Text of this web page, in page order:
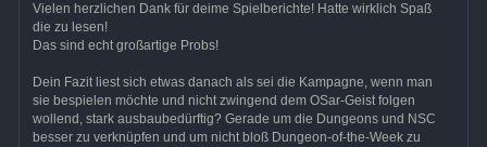
Vielen herzlichen Dank für deime Spielberichte! Hatte wirklich Spaß
die zu lesen!
Das sind echt großartige Probs!
Dein Fazit liest sich etwas danach als sei die Kampagne, wenn man
sie bespielen möchte und nicht zwingend dem OSar-Geist folgen
wollend, stark ausbaubedürftig? Gerade um die Dungeons und NSC
besser zu verknüpfen und um nicht bloß Dungeon-of-the-Week zu